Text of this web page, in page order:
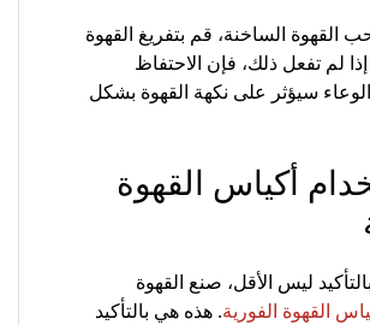
القهوة الساخنة، قم بتفريغ القهوة
لم تفعل ذلك، فإن الاحتفاظ
سيؤثر على نكهة القهوة بشكل
أكياس القهوة
ليس الأقل، صنع القهوة
القهوة الفورية. هذه هي بالتأكيد